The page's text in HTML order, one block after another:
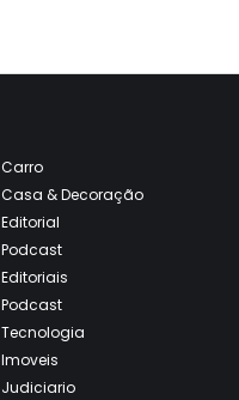
Carro
Casa & Decoração
Editorial
Podcast
Editoriais
Podcast
Tecnologia
Imoveis
Judiciario